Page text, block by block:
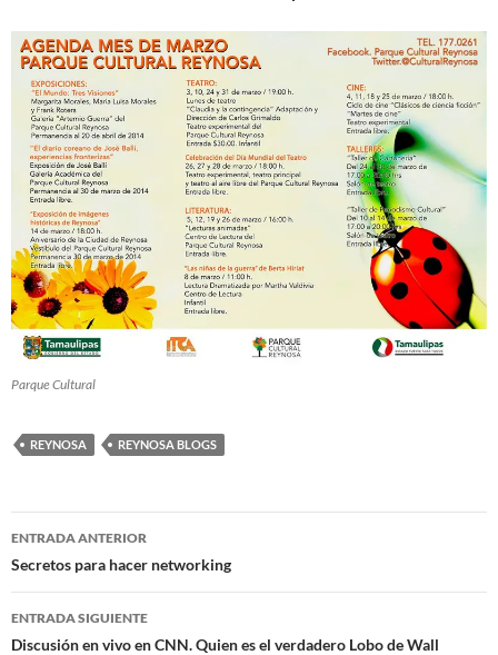
Parque Cultural
REYNOSA REYNOSA BLOGS
Navegación
de
entradas
ENTRADA ANTERIOR
Secretos para hacer networking
ENTRADA SIGUIENTE
Discusión en vivo en CNN. Quien es el verdadero Lobo de Wall